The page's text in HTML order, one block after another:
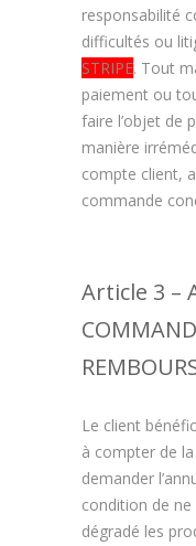
responsabilité
difficultés ou
STRIPE. Tout
paiement ou
faire l’objet de
manière
compte client,
commande
Article 3 –
Le client
à compter de
demander
condition de
dégradé les